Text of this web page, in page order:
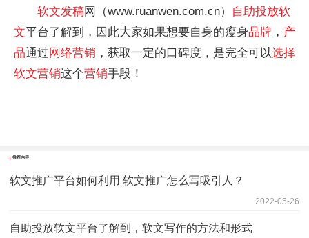
软文发稿网（www.ruanwen.com.cn） 自助投放软
文平台了解到，因此大家如果想要自身的瘦身品牌 ， 产
品通过网络营销 ，获取一定的口碑度，是完全可以选择
软文营销这个营销手段！
推荐内容
软文推广平台如何利用 软文推广怎么写吸引人？
2022-05-26
自助投放软文平台了解到，软文写作的方法和形式